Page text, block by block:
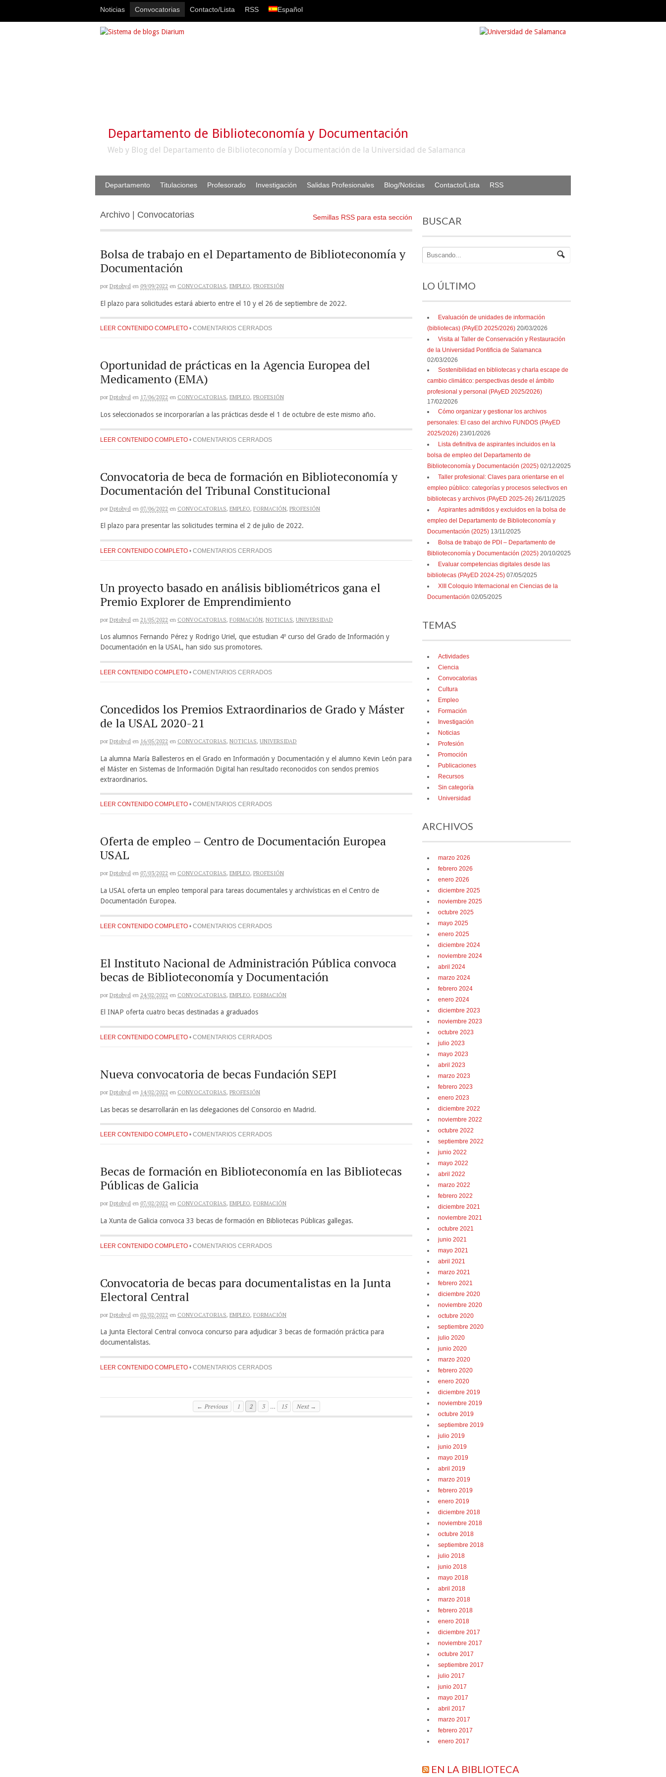
Noticias Convocatorias Contacto/Lista RSS Español
Departamento de Biblioteconomía y Documentación
Web y Blog del Departamento de Biblioteconomía y Documentación de la Universidad de Salamanca
Departamento Titulaciones Profesorado Investigación Salidas Profesionales Blog/Noticias Contacto/Lista RSS
Archivo | Convocatorias Semillas RSS para esta sección
Bolsa de trabajo en el Departamento de Biblioteconomía y
Documentación
por Dptobyd en 09/09/2022 en CONVOCATORIAS, EMPLEO, PROFESIÓN
El plazo para solicitudes estará abierto entre el 10 y el 26 de septiembre de 2022.
LEER CONTENIDO COMPLETO • COMENTARIOS CERRADOS
Oportunidad de prácticas en la Agencia Europea del
Medicamento (EMA)
por Dptobyd en 17/06/2022 en CONVOCATORIAS, EMPLEO, PROFESIÓN
Los seleccionados se incorporarían a las prácticas desde el 1 de octubre de este mismo año.
LEER CONTENIDO COMPLETO • COMENTARIOS CERRADOS
Convocatoria de beca de formación en Biblioteconomía y
Documentación del Tribunal Constitucional
por Dptobyd en 07/06/2022 en CONVOCATORIAS, EMPLEO, FORMACIÓN, PROFESIÓN
El plazo para presentar las solicitudes termina el 2 de julio de 2022.
LEER CONTENIDO COMPLETO • COMENTARIOS CERRADOS
Un proyecto basado en análisis bibliométricos gana el
Premio Explorer de Emprendimiento
por Dptobyd en 21/05/2022 en CONVOCATORIAS, FORMACIÓN, NOTICIAS, UNIVERSIDAD
Los alumnos Fernando Pérez y Rodrigo Uriel, que estudian 4º curso del Grado de Información y
Documentación en la USAL, han sido sus promotores.
LEER CONTENIDO COMPLETO • COMENTARIOS CERRADOS
Concedidos los Premios Extraordinarios de Grado y Máster
de la USAL 2020-21
por Dptobyd en 16/05/2022 en CONVOCATORIAS, NOTICIAS, UNIVERSIDAD
La alumna María Ballesteros en el Grado en Información y Documentación y el alumno Kevin León para
el Máster en Sistemas de Información Digital han resultado reconocidos con sendos premios
extraordinarios.
LEER CONTENIDO COMPLETO • COMENTARIOS CERRADOS
Oferta de empleo – Centro de Documentación Europea
USAL
por Dptobyd en 07/03/2022 en CONVOCATORIAS, EMPLEO, PROFESIÓN
La USAL oferta un empleo temporal para tareas documentales y archivísticas en el Centro de
Documentación Europea.
LEER CONTENIDO COMPLETO • COMENTARIOS CERRADOS
El Instituto Nacional de Administración Pública convoca
becas de Biblioteconomía y Documentación
por Dptobyd en 24/02/2022 en CONVOCATORIAS, EMPLEO, FORMACIÓN
El INAP oferta cuatro becas destinadas a graduados
LEER CONTENIDO COMPLETO • COMENTARIOS CERRADOS
Nueva convocatoria de becas Fundación SEPI
por Dptobyd en 14/02/2022 en CONVOCATORIAS, PROFESIÓN
Las becas se desarrollarán en las delegaciones del Consorcio en Madrid.
LEER CONTENIDO COMPLETO • COMENTARIOS CERRADOS
Becas de formación en Biblioteconomía en las Bibliotecas
Públicas de Galicia
por Dptobyd en 07/02/2022 en CONVOCATORIAS, EMPLEO, FORMACIÓN
La Xunta de Galicia convoca 33 becas de formación en Bibliotecas Públicas gallegas.
LEER CONTENIDO COMPLETO • COMENTARIOS CERRADOS
Convocatoria de becas para documentalistas en la Junta
Electoral Central
por Dptobyd en 02/02/2022 en CONVOCATORIAS, EMPLEO, FORMACIÓN
La Junta Electoral Central convoca concurso para adjudicar 3 becas de formación práctica para
documentalistas.
LEER CONTENIDO COMPLETO • COMENTARIOS CERRADOS
← Previous 1 2 3 … 15 Next →
BUSCAR
LO ÚLTIMO
Evaluación de unidades de información
(bibliotecas) (PAyED 2025/2026) 20/03/2026
Visita al Taller de Conservación y Restauración
de la Universidad Pontificia de Salamanca
02/03/2026
Sostenibilidad en bibliotecas y charla escape de
cambio climático: perspectivas desde el ámbito
profesional y personal (PAyED 2025/2026)
17/02/2026
Cómo organizar y gestionar los archivos
personales: El caso del archivo FUNDOS (PAyED
2025/2026) 23/01/2026
Lista definitiva de aspirantes incluidos en la
bolsa de empleo del Departamento de
Biblioteconomía y Documentación (2025) 02/12/2025
Taller profesional: Claves para orientarse en el
empleo público: categorías y procesos selectivos en
bibliotecas y archivos (PAyED 2025-26) 26/11/2025
Aspirantes admitidos y excluidos en la bolsa de
empleo del Departamento de Biblioteconomía y
Documentación (2025) 13/11/2025
Bolsa de trabajo de PDI – Departamento de
Biblioteconomía y Documentación (2025) 20/10/2025
Evaluar competencias digitales desde las
bibliotecas (PAyED 2024-25) 07/05/2025
XIII Coloquio Internacional en Ciencias de la
Documentación 02/05/2025
TEMAS
Actividades
Ciencia
Convocatorias
Cultura
Empleo
Formación
Investigación
Noticias
Profesión
Promoción
Publicaciones
Recursos
Sin categoría
Universidad
ARCHIVOS
marzo 2026
febrero 2026
enero 2026
diciembre 2025
noviembre 2025
octubre 2025
mayo 2025
enero 2025
diciembre 2024
noviembre 2024
abril 2024
marzo 2024
febrero 2024
enero 2024
diciembre 2023
noviembre 2023
octubre 2023
julio 2023
mayo 2023
abril 2023
marzo 2023
febrero 2023
enero 2023
diciembre 2022
noviembre 2022
octubre 2022
septiembre 2022
junio 2022
mayo 2022
abril 2022
marzo 2022
febrero 2022
diciembre 2021
noviembre 2021
octubre 2021
junio 2021
mayo 2021
abril 2021
marzo 2021
febrero 2021
diciembre 2020
noviembre 2020
octubre 2020
septiembre 2020
julio 2020
junio 2020
marzo 2020
febrero 2020
enero 2020
diciembre 2019
noviembre 2019
octubre 2019
septiembre 2019
julio 2019
junio 2019
mayo 2019
abril 2019
marzo 2019
febrero 2019
enero 2019
diciembre 2018
noviembre 2018
octubre 2018
septiembre 2018
julio 2018
junio 2018
mayo 2018
abril 2018
marzo 2018
febrero 2018
enero 2018
diciembre 2017
noviembre 2017
octubre 2017
septiembre 2017
julio 2017
junio 2017
mayo 2017
abril 2017
marzo 2017
febrero 2017
enero 2017
EN LA BIBLIOTECA